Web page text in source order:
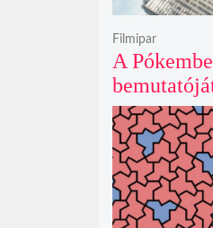
A
exkluzív
el
Filmipar